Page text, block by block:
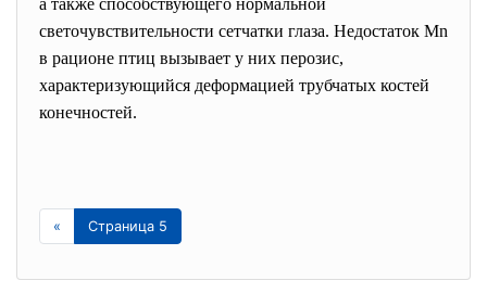
а также способствующего нормальной
светочувствительности сетчатки глаза. Недостаток Mn
в рационе птиц вызывает у них перозис,
характеризующийся деформацией трубчатых костей
конечностей.
« Страница 5